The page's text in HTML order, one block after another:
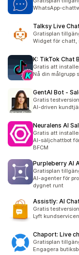
WhatsApp-
Talksy Live
Gratisplan
Widget för chatt,
K: TikTok Chat
Gratis att
Nå din målgrupp
GentAI Bot ‑
Gratis
AI-driven
Neuralens AI
Gratis att
AI-säljchattbot
BFCM
Purpleberry AI
Gratisplan
AI-agenter för
dygnet runt
Assistly: AI
Gratis
Lyft
Chaport: Live
Gratisplan
Engagera